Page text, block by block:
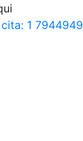
1 7944949